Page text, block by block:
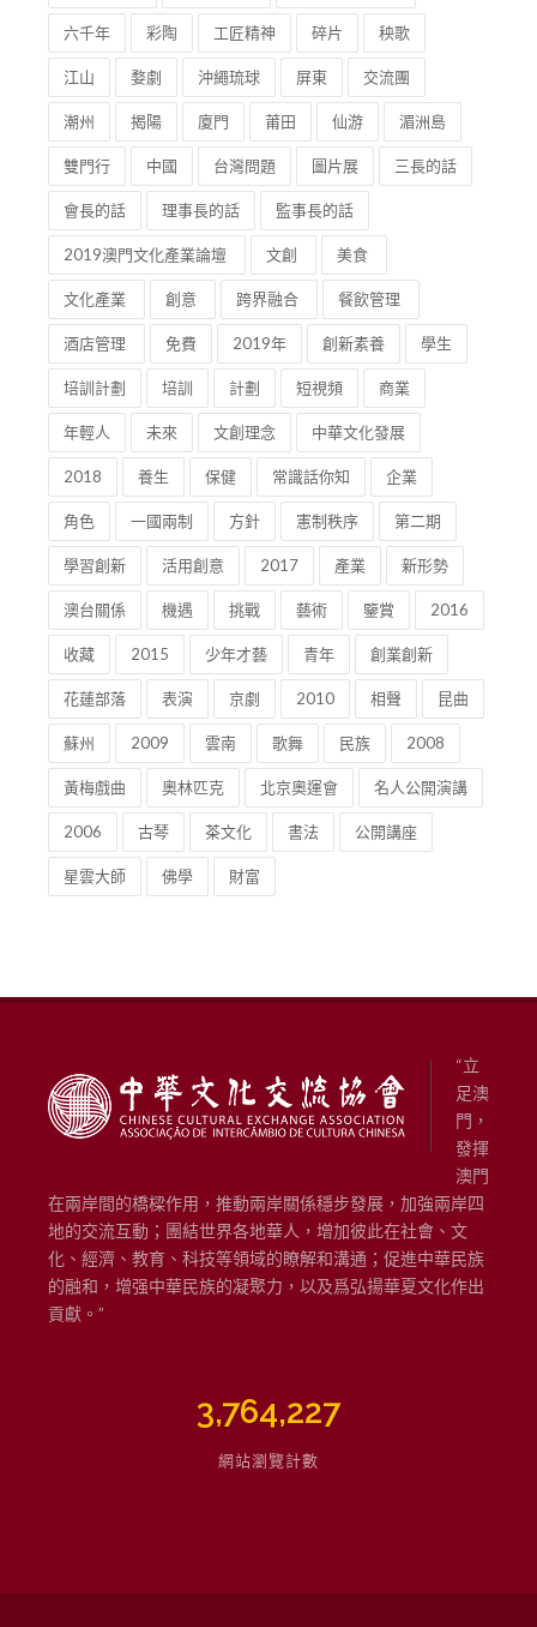
六千年 彩陶 工匠精神 碎片 秧歌
江山 婺劇 沖繩琉球 屏東 交流團
潮州 揭陽 廈門 莆田 仙游 湄洲島
雙門行 中國 台灣問題 圖片展 三長的話
會長的話 理事長的話 監事長的話
2019澳門文化產業論壇 文創 美食
文化產業 創意 跨界融合 餐飲管理
酒店管理 免費 2019年 創新素養 學生
培訓計劃 培訓 計劃 短視頻 商業
年輕人 未來 文創理念 中華文化發展
2018 養生 保健 常識話你知 企業
角色 一國兩制 方針 憲制秩序 第二期
學習創新 活用創意 2017 產業 新形勢
澳台關係 機遇 挑戰 藝術 鑒賞 2016
收藏 2015 少年才藝 青年 創業創新
花蓮部落 表演 京劇 2010 相聲 昆曲
蘇州 2009 雲南 歌舞 民族 2008
黃梅戲曲 奧林匹克 北京奧運會 名人公開演講
2006 古琴 茶文化 書法 公開講座
星雲大師 佛學 財富
“立
足澳
門，
發揮
澳門
在兩岸間的橋樑作用，推動兩岸關係穩步發展，加強兩岸四
地的交流互動；團結世界各地華人，增加彼此在社會、文
化、經濟、教育、科技等領域的瞭解和溝通；促進中華民族
的融和，增强中華民族的凝聚力，以及爲弘揚華夏文化作出
貢獻。”
3,764,227
網站瀏覽計數